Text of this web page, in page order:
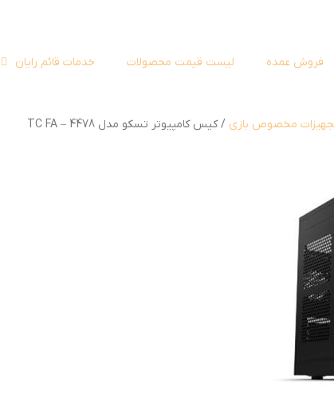
فروش عمده لیست قیمت محصولات خدمات قائم رایان
مخصوص بازی کیس کامپیوتر تسکو مدل TC FA – 4478